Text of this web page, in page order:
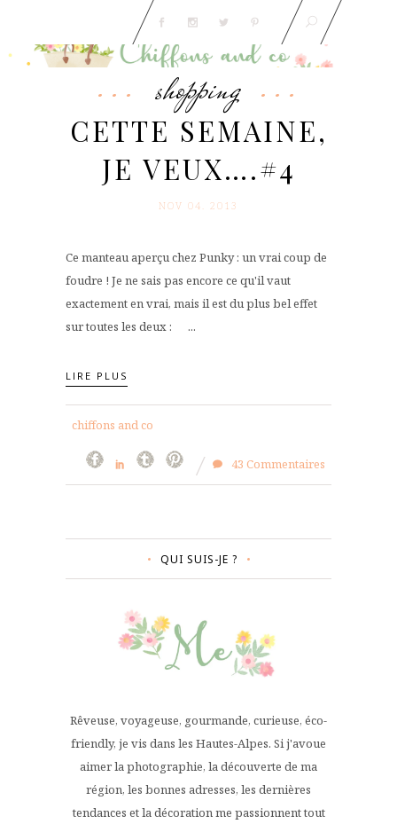
shopping
CETTE SEMAINE,
JE VEUX….#4
NOV 04. 2013
Ce manteau aperçu chez Punky : un vrai coup de
foudre ! Je ne sais pas encore ce qu'il vaut
exactement en vrai, mais il est du plus bel effet
sur toutes les deux : ...
LIRE PLUS
chiffons and co
43 Commentaires
QUI SUIS-JE ?
Rêveuse, voyageuse, gourmande, curieuse, éco-
friendly, je vis dans les Hautes-Alpes. Si j'avoue
aimer la photographie, la découverte de ma
région, les bonnes adresses, les dernières
tendances et la décoration me passionnent tout